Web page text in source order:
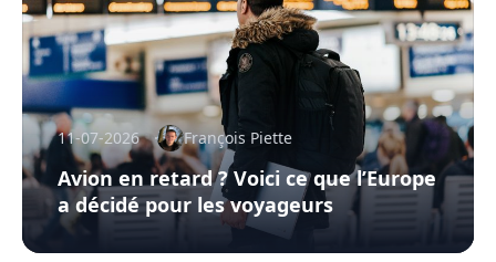
11-07-2026 François Piette
Avion en retard ? Voici ce que l’Europe
a décidé pour les voyageurs